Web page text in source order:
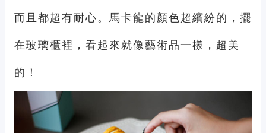
而且都超有耐心。馬卡龍的顏色超繽紛的，擺
在玻璃櫃裡，看起來就像藝術品一樣，超美
的！